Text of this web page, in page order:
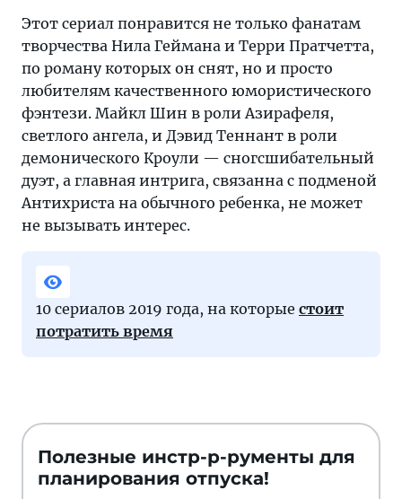
Этот сериал понравится не только фанатам
творчества Нила Геймана и Терри Пратчетта,
по роману которых он снят, но и просто
любителям качественного юмористического
фэнтези. Майкл Шин в роли Азирафеля,
светлого ангела, и Дэвид Теннант в роли
демонического Кроули — сногсшибательный
дуэт, а главная интрига, связанна с подменой
Антихриста на обычного ребенка, не может
не вызывать интерес.
10 сериалов 2019 года, на которые стоит
потратить время
Полезные инстр-р-рументы для
планирования отпуска!